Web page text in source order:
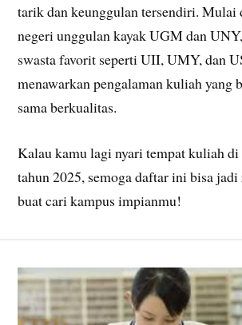
tarik dan keunggulan tersendiri. Mulai
negeri unggulan kayak UGM dan
swasta favorit seperti UII, UMY, dan
menawarkan pengalaman kuliah yang
sama berkualitas.
Kalau kamu lagi nyari tempat kuliah
tahun 2025, semoga daftar ini bisa jadi
buat cari kampus impianmu!